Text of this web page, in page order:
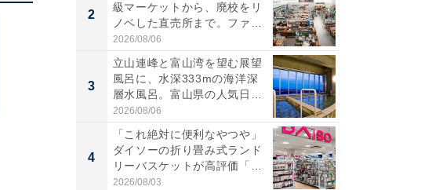
2
級マーケットから、廃校をリ
ノベした直売所まで。ファ
ー...
2026/08/06
3
立山連峰と富山湾を望む展望
風呂に、水深333mの海洋深
層水風呂。富山県の人気日
帰...
2026/08/06
4
「これ絶対に便利なやつや」
ダイソーの折り畳み式ランド
リーバスケットが高評価「使
わ...
2026/08/03